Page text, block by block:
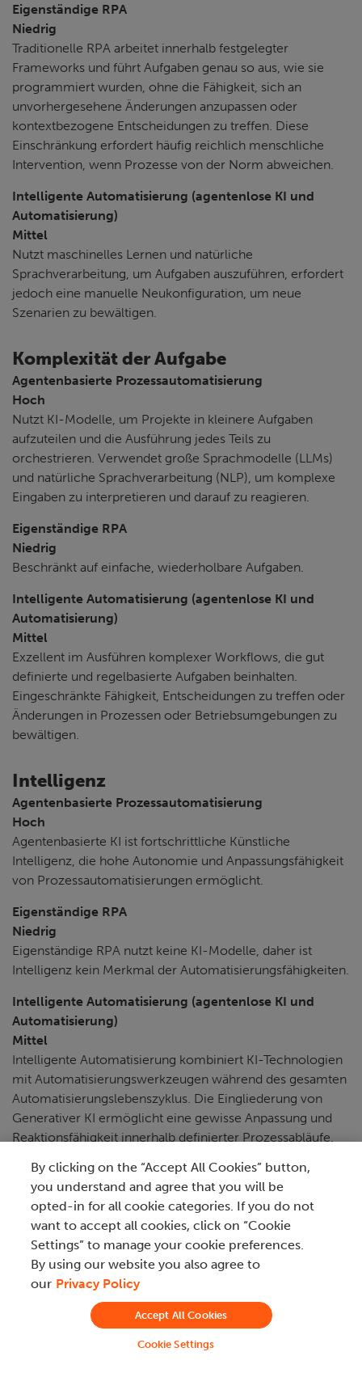
Eigenständige RPA
Niedrig
Traditionelle RPA arbeitet innerhalb festgelegter
Frameworks und führt Aufgaben genau so aus, wie sie
programmiert wurden, ohne die Fähigkeit, sich an
unvorhergesehene Änderungen anzupassen oder
kontextbezogene Entscheidungen zu treffen. Diese
Einschränkung erfordert häufig reichlich menschliche
Intervention, wenn Prozesse von der Norm abweichen.
Intelligente Automatisierung (agentenlose KI und
Automatisierung)
Mittel
Nutzt maschinelles Lernen und natürliche
Sprachverarbeitung, um Aufgaben auszuführen, erfordert
jedoch eine manuelle Neukonfiguration, um neue
Szenarien zu bewältigen.
Komplexität der Aufgabe
Agentenbasierte Prozessautomatisierung
Hoch
Nutzt KI-Modelle, um Projekte in kleinere Aufgaben
aufzuteilen und die Ausführung jedes Teils zu
orchestrieren. Verwendet große Sprachmodelle (LLMs)
und natürliche Sprachverarbeitung (NLP), um komplexe
Eingaben zu interpretieren und darauf zu reagieren.
Eigenständige RPA
Niedrig
Beschränkt auf einfache, wiederholbare Aufgaben.
Intelligente Automatisierung (agentenlose KI und
Automatisierung)
Mittel
Exzellent im Ausführen komplexer Workflows, die gut
definierte und regelbasierte Aufgaben beinhalten.
Eingeschränkte Fähigkeit, Entscheidungen zu treffen oder
Änderungen in Prozessen oder Betriebsumgebungen zu
bewältigen.
Intelligenz
Agentenbasierte Prozessautomatisierung
Hoch
Agentenbasierte KI ist fortschrittliche Künstliche
Intelligenz, die hohe Autonomie und Anpassungsfähigkeit
von Prozessautomatisierungen ermöglicht.
Eigenständige RPA
Niedrig
Eigenständige RPA nutzt keine KI-Modelle, daher ist
Intelligenz kein Merkmal der Automatisierungsfähigkeiten.
Intelligente Automatisierung (agentenlose KI und
Automatisierung)
Mittel
Intelligente Automatisierung kombiniert KI-Technologien
mit Automatisierungswerkzeugen während des gesamten
Automatisierungslebenszyklus. Die Eingliederung von
Generativer KI ermöglicht eine gewisse Anpassung und
Reaktionsfähigkeit innerhalb definierter Prozessabläufe.
Skalierbarkeit
Agentenbasierte Prozessautomatisierung
Hoch
Verwendet Intelligente Automatisierungs-Frameworks,
die vielfältig und komplex sind.
Eigenständige RPA
Traditionelle RPA-Lösungen steigern die
Prozessskalierbarkeit, können jedoch aufgrund der
By clicking on the “Accept All Cookies” button,
you understand and agree that you will be
opted-in for all cookie categories. If you do not
want to accept all cookies, click on “Cookie
Settings” to manage your cookie preferences.
By using our website you also agree to
our Privacy Policy
Cookie Settings
Accept All Cookies